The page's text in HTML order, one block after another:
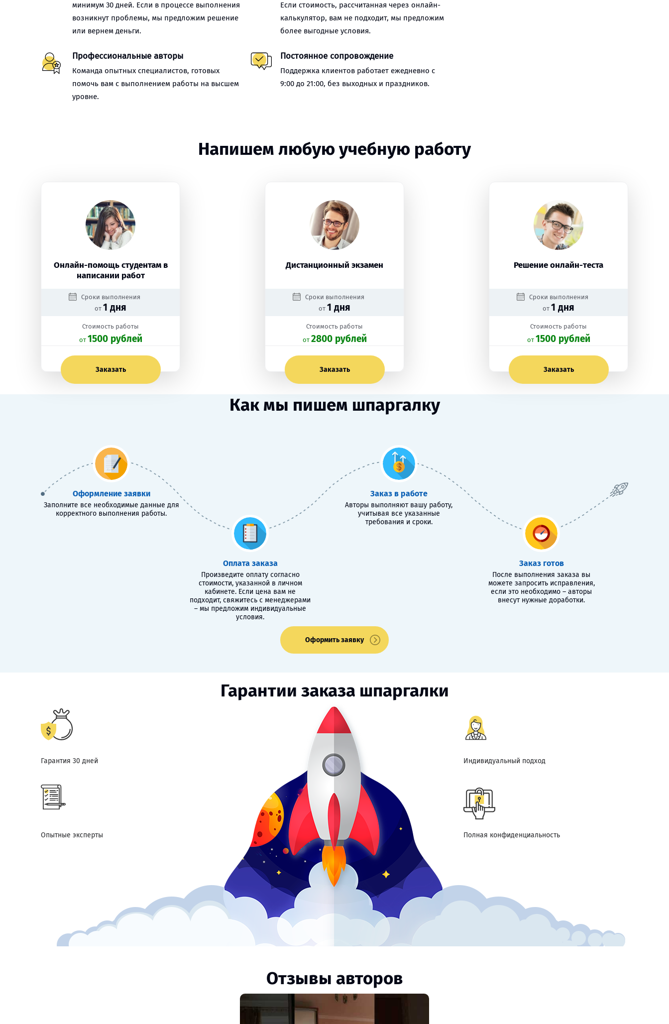
минимум 30 дней. Если в процессе выполнения
возникнут проблемы, мы предложим решение
или вернем деньги.
Если стоимость, рассчитанная через онлайн-
калькулятор, вам не подходит, мы предложим
более выгодные условия.
Профессиональные авторы
Команда опытных специалистов, готовых
помочь вам с выполнением работы на высшем
уровне.
Постоянное сопровождение
Поддержка клиентов работает ежедневно с
9:00 до 21:00, без выходных и праздников.
Напишем любую учебную работу
Онлайн-помощь студентам в
написании работ
Сроки выполнения
от 1 дня
Стоимость работы
oт 1500 рублей
Заказать
Дистанционный экзамен
Сроки выполнения
от 1 дня
Стоимость работы
oт 2800 рублей
Заказать
Решение онлайн-теста
Сроки выполнения
от 1 дня
Стоимость работы
oт 1500 рублей
Заказать
Как мы пишем шпаргалку
Оформление заявки
Заполните все необходимые данные для
корректного выполнения работы.
Оплата заказа
Произведите оплату согласно
стоимости, указанной в личном
кабинете. Если цена вам не
подходит, свяжитесь с менеджерами
– мы предложим индивидуальные
условия.
Заказ в работе
Авторы выполняют вашу работу,
учитывая все указанные
требования и сроки.
Заказ готов
После выполнения заказа вы
можете запросить исправления,
если это необходимо – авторы
внесут нужные доработки.
Оформить заявку
Гарантии заказа шпаргалки
Гарантия 30 дней Индивидуальный подход
Опытные эксперты Полная конфиденциальность
Отзывы авторов